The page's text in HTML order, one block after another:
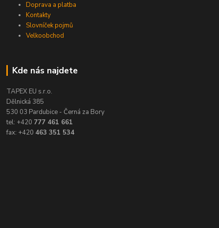
Doprava a platba
Kontakty
Slovníček pojmů
Velkoobchod
Kde nás najdete
TAPEX EU s.r.o.
Dělnická 385
530 03 Pardubice - Černá za Bory
tel: +420 777 461 661
fax: +420 463 351 534